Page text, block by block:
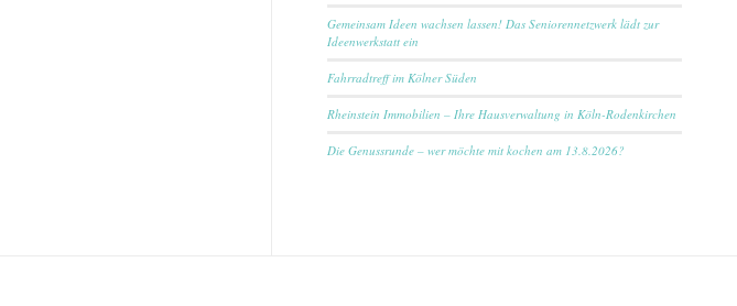
Gemeinsam Ideen wachsen lassen! Das Seniorennetzwerk lädt zur
Ideenwerkstatt ein
Fahrradtreff im Kölner Süden
Rheinstein Immobilien – Ihre Hausverwaltung in Köln-Rodenkirchen
Die Genussrunde – wer möchte mit kochen am 13.8.2026?